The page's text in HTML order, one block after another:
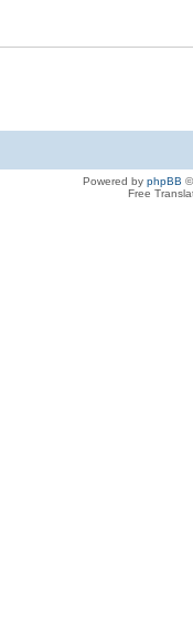
Powered by phpBB
Free